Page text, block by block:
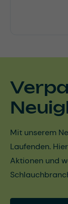
Mit unserem
Laufenden.
Aktionen und